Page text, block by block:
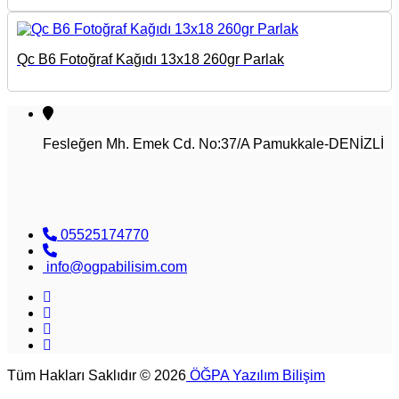
Qc B6 Fotoğraf Kağıdı 13x18 260gr Parlak
Fesleğen Mh. Emek Cd. No:37/A Pamukkale-DENİZLİ
05525174770
info@ogpabilisim.com
Tüm Hakları Saklıdır © 2026 ÖĞPA Yazılım Bilişim